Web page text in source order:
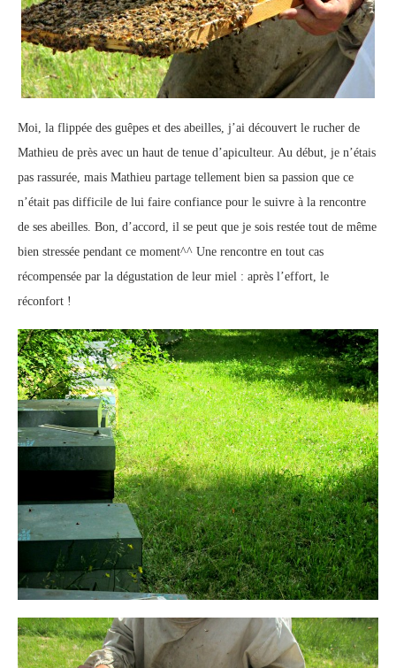
Moi, la flippée des guêpes et des abeilles, j’ai découvert le rucher de
Mathieu de près avec un haut de tenue d’apiculteur. Au début, je n’étais
pas rassurée, mais Mathieu partage tellement bien sa passion que ce
n’était pas difficile de lui faire confiance pour le suivre à la rencontre
de ses abeilles. Bon, d’accord, il se peut que je sois restée tout de même
bien stressée pendant ce moment^^ Une rencontre en tout cas
récompensée par la dégustation de leur miel : après l’effort, le
réconfort !